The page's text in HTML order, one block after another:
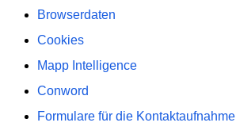
Browserdaten
Cookies
Mapp Intelligence
Conword
Formulare für die Kontaktaufnahme